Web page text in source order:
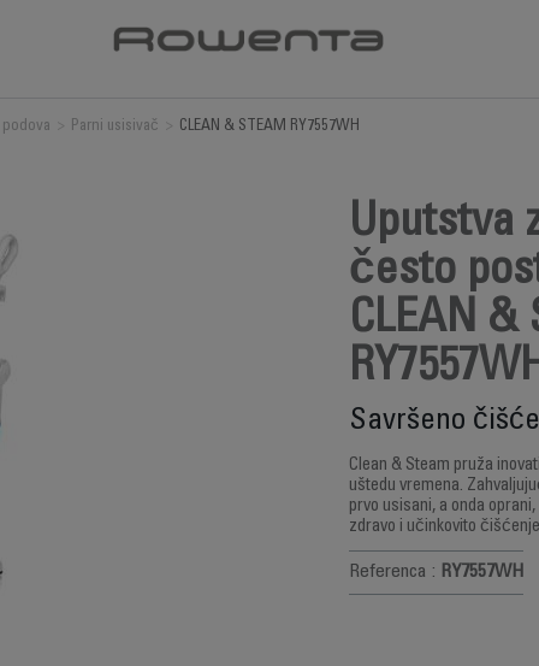
Parni usisivač CLEAN & STEAM RY7557WH
Uputstva
često
CLEAN &
Savršeno
Clean & Steam pruža
uštedu vremena.
prvo usisani, a onda
zdravo i učinkovito
Referenca : RY7557WH